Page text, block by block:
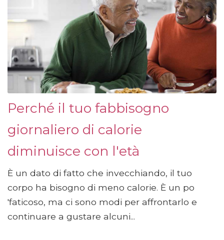
Perché il tuo fabbisogno
giornaliero di calorie
diminuisce con l'età
È un dato di fatto che invecchiando, il tuo
corpo ha bisogno di meno calorie. È un po
'faticoso, ma ci sono modi per affrontarlo e
continuare a gustare alcuni...